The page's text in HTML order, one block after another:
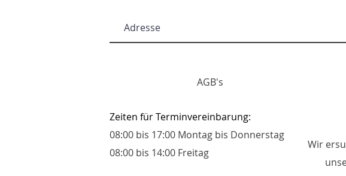
AGB's
Zeiten für Terminvereinbarung:
08:00 bis 17:00 Montag bis Donnerstag
08:00 bis 14:00 Freitag
Wir